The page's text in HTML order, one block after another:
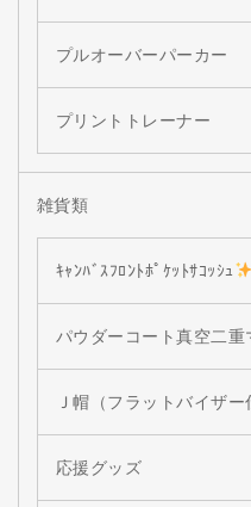
プルオーバーパーカ
プリントトレーナー
雑貨類
ｷｬﾝﾊﾞｽﾌﾛﾝﾄﾎﾟｹｯﾄｻｺｯｼｭ
パウダーコート真空二重
Ｊ帽（フラットバイザ
応援グッズ